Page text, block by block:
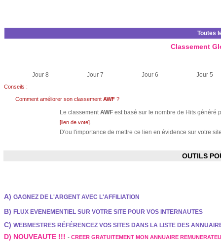
Toutes
Classement
Jour 8 Jour 7 Jour 6 Jour 5
Conseils :
Comment améliorer son classement AWF ?
Le classementAWF est basé sur le nombre de Hits généré
[lien de vote].
D'ou l'importance de mettre ce lien en évidence sur votre
OUTILS
A) GAGNEZ DE L'ARGENT AVEC L'AFFILIATION
B) FLUX EVENEMENTIEL SUR VOTRE SITE POUR VOS INTERNAUTES
C) WEBMESTRES RÉFÉRENCEZ VOS SITES DANS LA LISTE DES
D) NOUVEAUTE !!! - CREER GRATUITEMENT MON ANNUAIRE